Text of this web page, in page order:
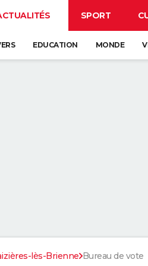
SPORT
EDUCATION MONDE
lès-Brienne Bureau de vote